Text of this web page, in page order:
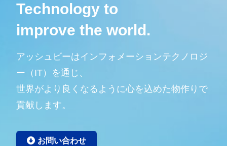
Technology to
improve the world.
アッシュビーはインフォメーションテクノロジ
ー（IT）を通じ、
世界がより良くなるように心を込めた物作りで
貢献します。
お問い合わせ